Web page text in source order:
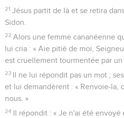
21 Jésus partit de là et se retira
Sidon.
22 Alors une femme cananéenne
lui cria : « Aie pitié de moi,
est cruellement tourmentée par un
23 Il ne lui répondit pas un mot ;
et lui demandèrent : « Renvoie-la,
nous. »
24 Il répondit : « Je n'ai été envoyé